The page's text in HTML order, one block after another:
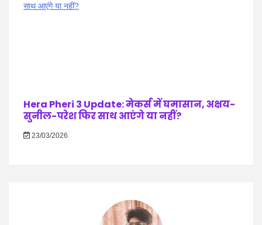
Hera Pheri 3 Update: मेकर्स में घमासान, अक्षय-
सुनील-परेश फिर साथ आएंगे या नहीं?
23/03/2026